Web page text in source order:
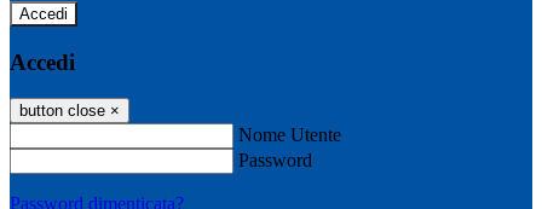
Accedi
Accedi
button close ×
Nome Utente
Password
Password dimenticata?